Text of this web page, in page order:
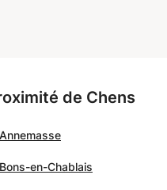
de Chens
Annemasse
Bons-en-Chablais